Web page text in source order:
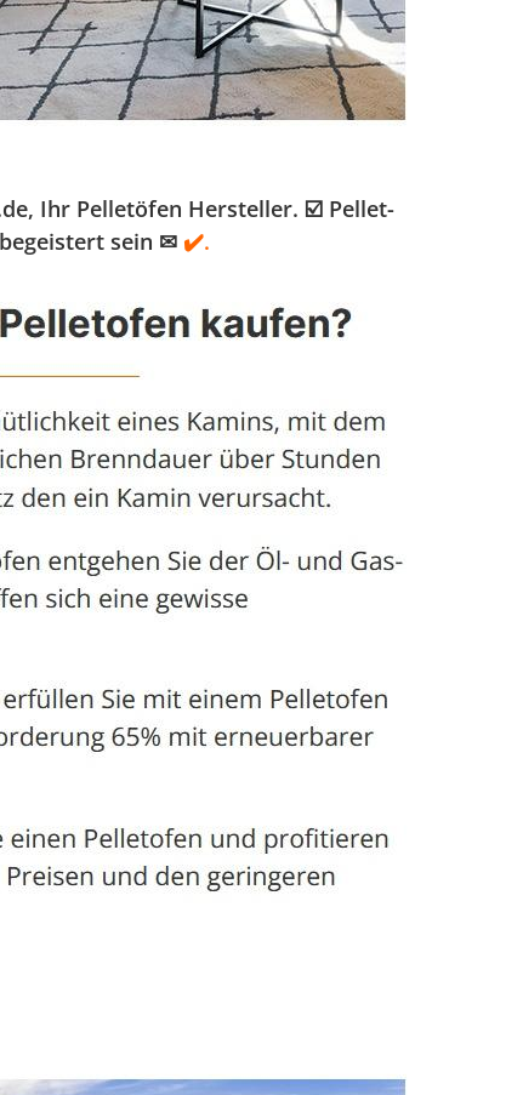
Ihr Pelletöfen Hersteller. ☑️ Pellet-
sein ✉ ✔️.